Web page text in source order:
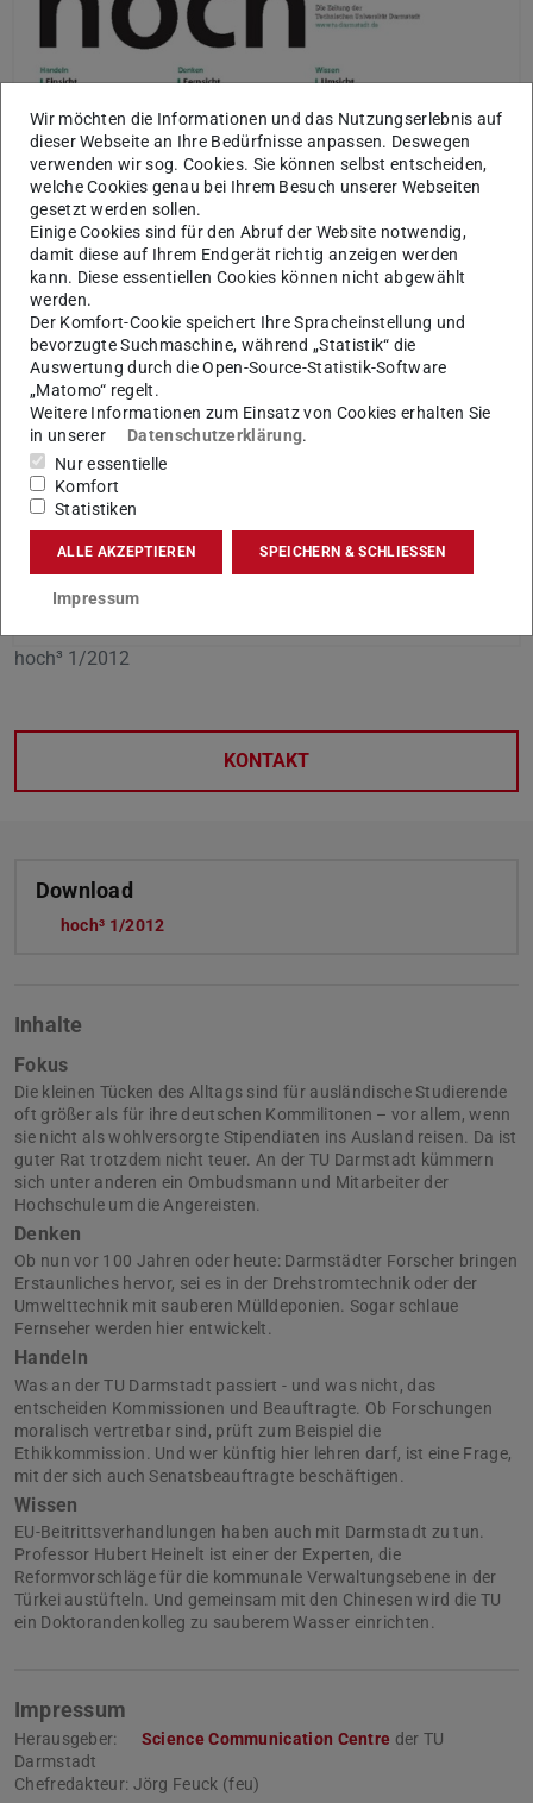
hoch³ 1/2012
KONTAKT
Download
hoch³ 1/2012
Inhalte
Fokus
Die kleinen Tücken des Alltags sind für ausländische Studierende
oft größer als für ihre deutschen Kommilitonen – vor allem, wenn
sie nicht als wohlversorgte Stipendiaten ins Ausland reisen. Da ist
guter Rat trotzdem nicht teuer. An der TU Darmstadt kümmern
sich unter anderen ein Ombudsmann und Mitarbeiter der
Hochschule um die Angereisten.
Denken
Ob nun vor 100 Jahren oder heute: Darmstädter Forscher bringen
Erstaunliches hervor, sei es in der Drehstromtechnik oder der
Umwelttechnik mit sauberen Mülldeponien. Sogar schlaue
Fernseher werden hier entwickelt.
Handeln
Was an der TU Darmstadt passiert - und was nicht, das
entscheiden Kommissionen und Beauftragte. Ob Forschungen
moralisch vertretbar sind, prüft zum Beispiel die
Ethikkommission. Und wer künftig hier lehren darf, ist eine Frage,
mit der sich auch Senatsbeauftragte beschäftigen.
Wissen
EU-Beitrittsverhandlungen haben auch mit Darmstadt zu tun.
Professor Hubert Heinelt ist einer der Experten, die
Reformvorschläge für die kommunale Verwaltungsebene in der
Türkei austüfteln. Und gemeinsam mit den Chinesen wird die TU
ein Doktorandenkolleg zu sauberem Wasser einrichten.
Impressum
Herausgeber: Science Communication Centre der TU
Darmstadt
Chefredakteur: Jörg Feuck (feu)
Wir möchten die Informationen und das Nutzungserlebnis auf
dieser Webseite an Ihre Bedürfnisse anpassen. Deswegen
verwenden wir sog. Cookies. Sie können selbst entscheiden,
welche Cookies genau bei Ihrem Besuch unserer Webseiten
gesetzt werden sollen.
Einige Cookies sind für den Abruf der Website notwendig,
damit diese auf Ihrem Endgerät richtig anzeigen werden
kann. Diese essentiellen Cookies können nicht abgewählt
werden.
Der Komfort-Cookie speichert Ihre Spracheinstellung und
bevorzugte Suchmaschine, während „Statistik“ die
Auswertung durch die Open-Source-Statistik-Software
„Matomo“ regelt.
Weitere Informationen zum Einsatz von Cookies erhalten Sie
in unserer
Datenschutzerklärung.
Nur essentielle
Komfort
Statistiken
ALLE AKZEPTIEREN SPEICHERN & SCHLIESSEN
Impressum